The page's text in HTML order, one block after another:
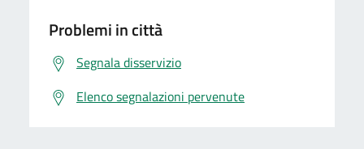
Problemi in città
Segnala disservizio
Elenco segnalazioni pervenute